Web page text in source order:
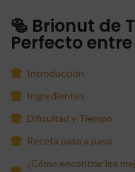
🥯 Brionut de
Perfecto
Introducción
Ingredientes
Dificultad y Tiempo
Receta paso a paso
¿Cómo encontrar los